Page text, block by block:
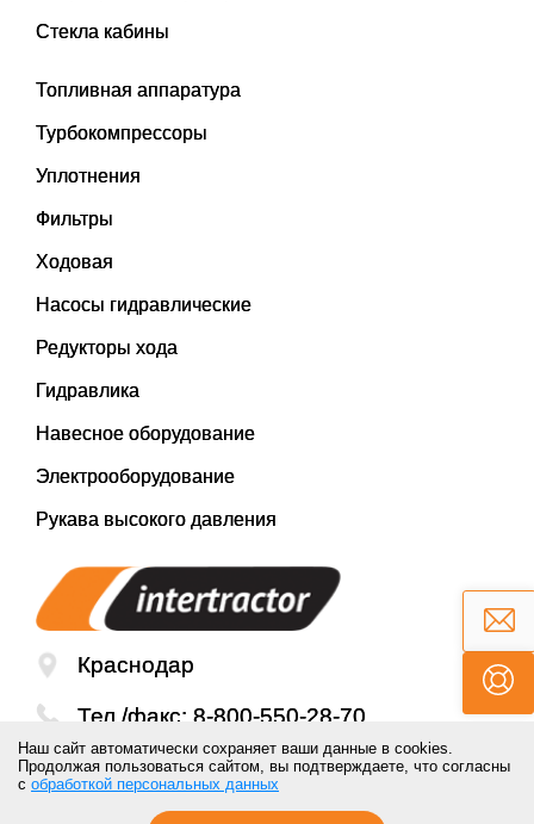
Стекла кабины
Топливная аппаратура
Турбокомпрессоры
Уплотнения
Фильтры
Ходовая
Насосы гидравлические
Редукторы хода
Гидравлика
Навесное оборудование
Электрооборудование
Рукава высокого давления
Краснодар
Тел./факс: 8-800-550-28-70
Email:mail@inter-tractor.ru
Наш сайт автоматически сохраняет ваши данные в cookies.
Продолжая пользоваться сайтом, вы подтверждаете, что согласны
с обработкой персональных данных